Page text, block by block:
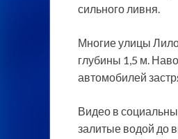
сильного ливня.
Многие улицы
глубины 1,5 м.
автомобилей
Видео в
залитые водой до